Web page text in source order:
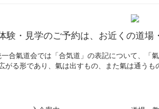
験・見学のご予約は、お近くの道場
合氣道会では「合気道」の表記について、「
がる形であり、氣は出すもの、また氣は通う